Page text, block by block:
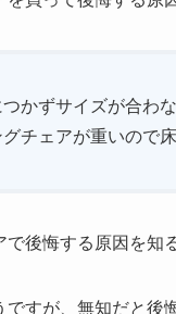
つかずサイズが合わ
チェアが重いので
後悔する原因を知
すが、無知だと後